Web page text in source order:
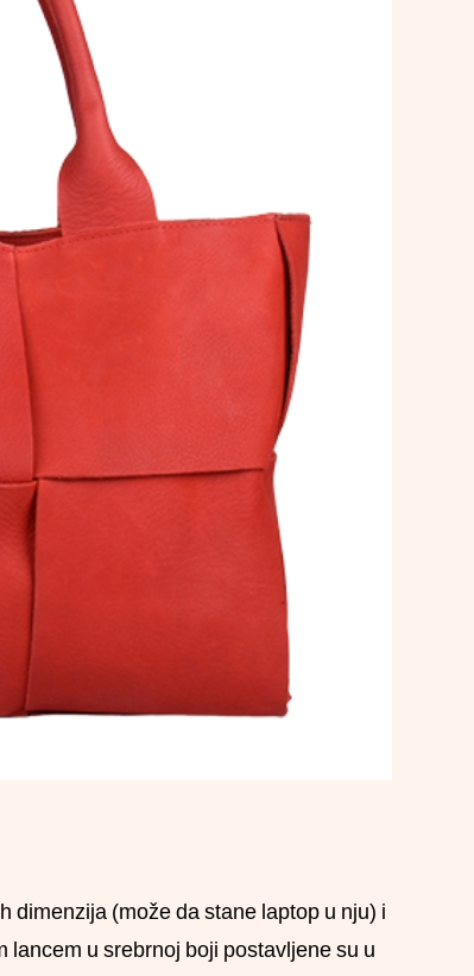
dimenzija (može da stane laptop u nju) i
u srebrnoj boji postavljene su u